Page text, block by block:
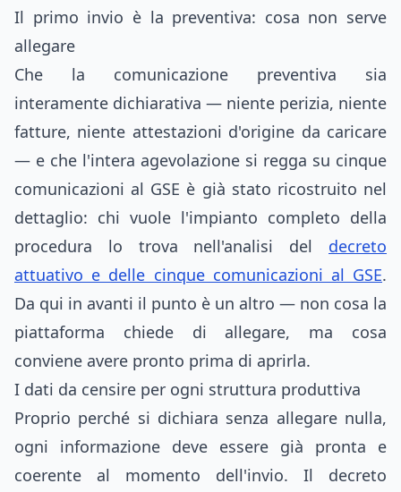
Il primo invio è la preventiva: cosa non serve
allegare
Che la comunicazione preventiva sia
interamente dichiarativa — niente perizia, niente
fatture, niente attestazioni d'origine da caricare
— e che l'intera agevolazione si regga su cinque
comunicazioni al GSE è già stato ricostruito nel
dettaglio: chi vuole l'impianto completo della
procedura lo trova nell'analisi del decreto
attuativo e delle cinque comunicazioni al GSE.
Da qui in avanti il punto è un altro — non cosa la
piattaforma chiede di allegare, ma cosa
conviene avere pronto prima di aprirla.
I dati da censire per ogni struttura produttiva
Proprio perché si dichiara senza allegare nulla,
ogni informazione deve essere già pronta e
coerente al momento dell'invio. Il decreto